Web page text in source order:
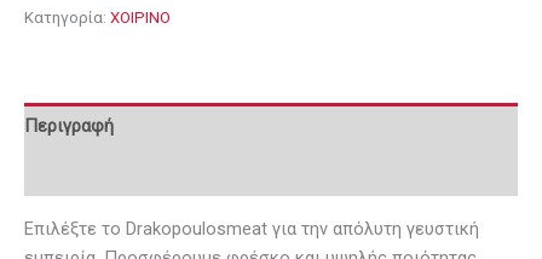
Κατηγορία: ΧΟΙΡΙΝΟ
Περιγραφή
Επιλέξτε το Drakopoulosmeat για την απόλυτη γευστική